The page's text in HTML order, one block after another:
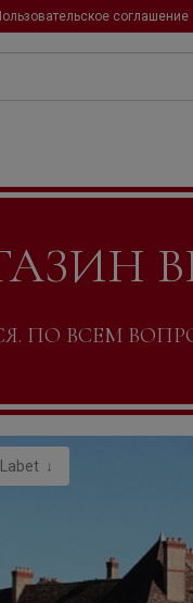
соглашение
ПО ВСЕМ